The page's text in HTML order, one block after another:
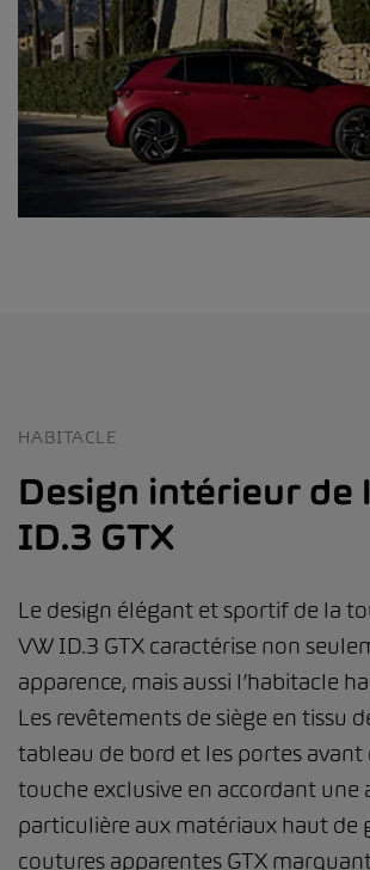
HABITACLE
Design intérieur de
ID.3 GTX
Le design élégant et sportif de la
VW ID.3 GTX caractérise non
apparence, mais aussi l’habitacle
Les revêtements de siège en tissu
tableau de bord et les portes
touche exclusive en accordant
particulière aux matériaux haut de
coutures apparentes GTX